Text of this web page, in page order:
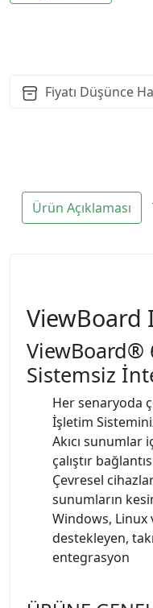
Fiyatı Düşünce
Ürün Açıklaması
ViewBoard
ViewBoard®
Sistemsiz
Her senaryoda
İşletim
Akıcı sunumlar
çalıştır
Çevresel
sunumların
Windows,
destekleyen,
entegrasyon